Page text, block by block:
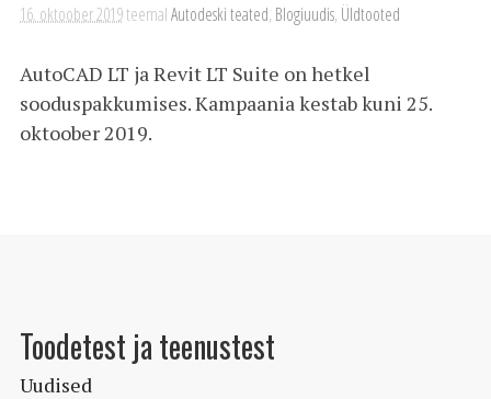
16. oktoober 2019teemalAutodeski teated, Blogiuudis, Üldtooted
AutoCAD LT ja Revit LT Suite on hetkel
sooduspakkumises. Kampaania kestab kuni 25.
oktoober 2019.
Toodetest ja teenustest
Uudised